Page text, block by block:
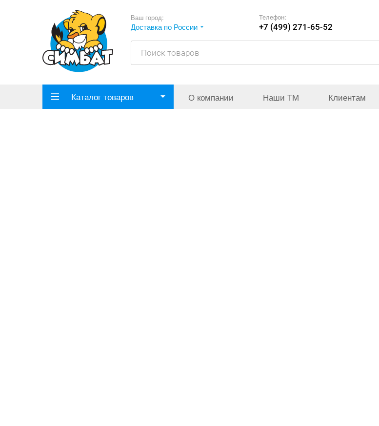
Ваш город:
Доставка по России
Телефон:
+7 (499) 271-65-52
Каталог товаров О компании Наши ТМ Клиентам